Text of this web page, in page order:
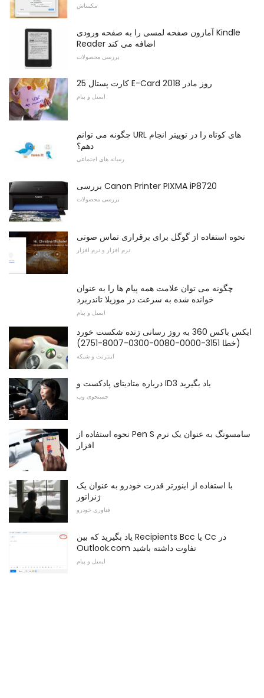
مکینتاش
آمازون صفحه لمسی را به صفحه ورودی Kindle
Reader اضافه می کند
بررسی محصولات
25 کارت پستال E-Card روز مادر 2018
ایمیل و پیام
چگونه می توانم URL های کوتاه را در توییتر انجام
دهم؟
رسانه های اجتماعی
بررسی Canon Printer PIXMA iP8720
بررسی محصولات
نحوه استفاده از گوگل برای برقراری تماس صوتی
نرم افزار و نرم افزار
چگونه می توان علامت همه پیام ها را به عنوان
خوانده شده به سرعت در موزیلا تاندربرد
ایمیل و پیام
ایکس باکس 360 به روز رسانی زنده شکست خورد
(خطا 3151-0000-0080-0300-8007-2751)
اینترنت و شبکه
درباره متادیتای پادکست و ID3 یاد بگیرید
جستجوی وب
نحوه استفاده از Pen S سامسونگ به عنوان یک نرم
افزار
با استفاده از اینورتر قدرت خودرو به عنوان یک
ژنراتور
فناوری خودرو
یاد بگیرید که بین Recipients Bcc یا Cc در
Outlook.com تفاوت داشته باشید
ایمیل و پیام